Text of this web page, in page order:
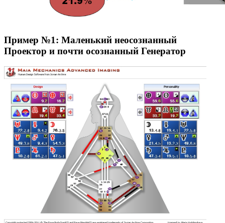
Пример №1: Маленький неосознанный
Проектор и почти осознанный Генератор